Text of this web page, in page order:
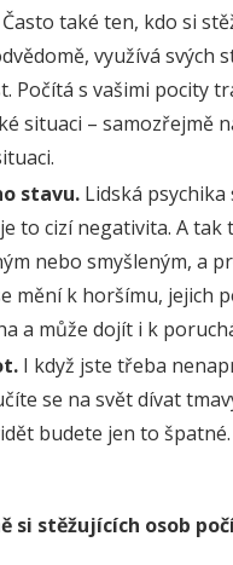
Často také ten, kdo si
využívá
Počítá s vašimi pocity
situaci – samozřejmě
stavu. Lidská
to cizí negativita. A
nebo smyšleným, a
mění k horšímu, jejich
a může dojít i k
I když jste třeba
se na svět dívat
budete jen to
si stěžujících osob